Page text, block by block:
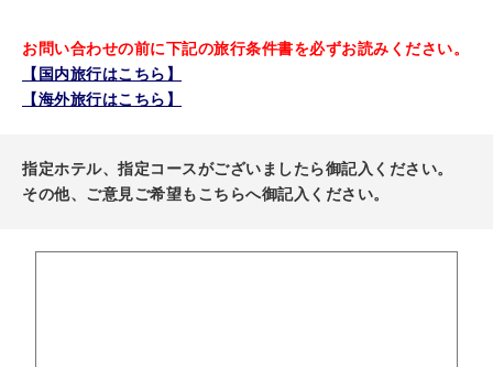
お問い合わせの前に下記の旅行条件書を必ずお読みください。
【国内旅行はこちら】
【海外旅行はこちら】
指定ホテル、指定コースがございましたら御記入ください。
その他、ご意見ご希望もこちらへ御記入ください。